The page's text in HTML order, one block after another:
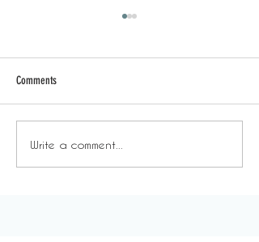
Comments
Write a comment...